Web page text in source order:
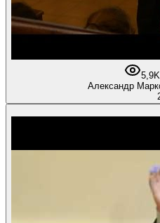
5,9K
Александр